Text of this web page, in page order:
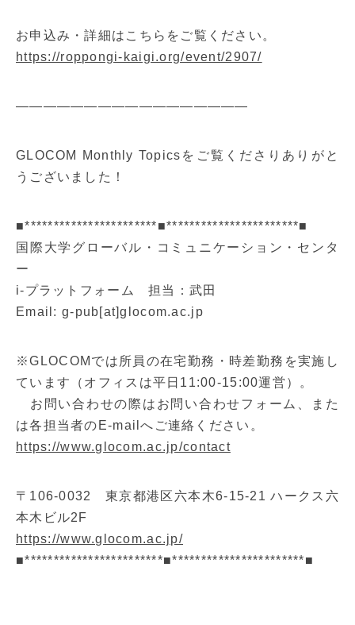
お申込み・詳細はこちらをご覧ください。
https://roppongi-kaigi.org/event/2907/
—————————————————
GLOCOM Monthly Topicsをご覧くださりありがと
うございました！
■***********************■***********************■
国際大学グローバル・コミュニケーション・センタ
ー
i-プラットフォーム 担当：武田
Email: g-pub[at]glocom.ac.jp
※GLOCOMでは所員の在宅勤務・時差勤務を実施し
ています（オフィスは平日11:00-15:00運営）。
お問い合わせの際はお問い合わせフォーム、また
は各担当者のE-mailへご連絡ください。
https://www.glocom.ac.jp/contact
〒106-0032 東京都港区六本木6-15-21 ハークス六
本木ビル2F
https://www.glocom.ac.jp/
■************************■***********************■